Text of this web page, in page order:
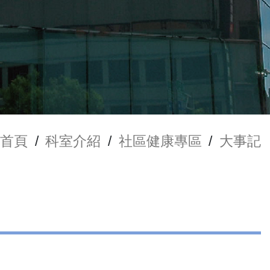
首頁 / 科室介紹 / 社區健康專區 / 大事記